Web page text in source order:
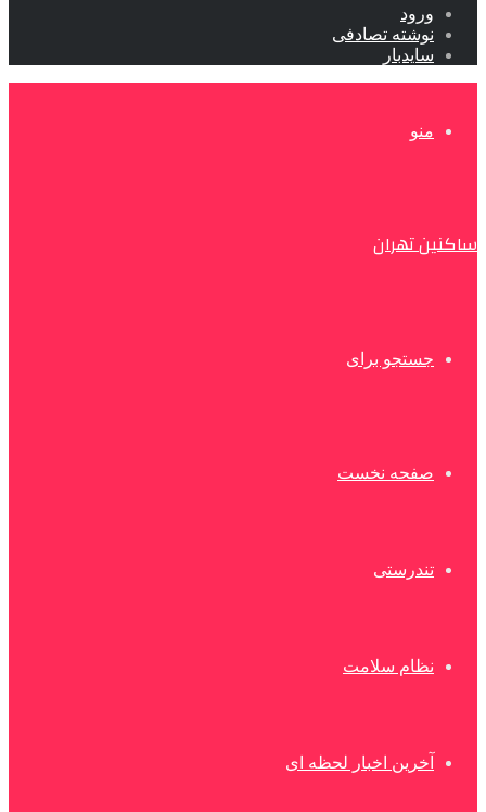
ورود
نوشته تصادفی
سایدبار
منو
ساکنین تهران
جستجو برای
صفحه نخست
تندرستی
نظام سلامت
آخرین اخبار لحظه ای